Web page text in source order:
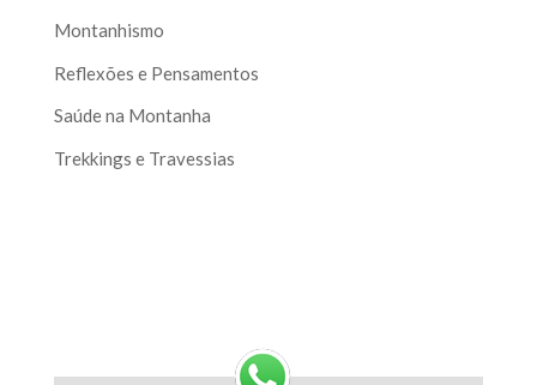
Montanhismo
Reflexões e Pensamentos
Saúde na Montanha
Trekkings e Travessias